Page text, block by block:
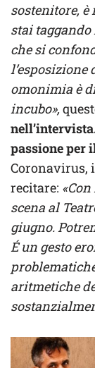
sostenitore,
stai taggando
che si
l’esposizione
omonimia è
incubo»,
passione per
Coronavirus,
recitare:
scena al
giugno.
É un gesto
aritmetiche